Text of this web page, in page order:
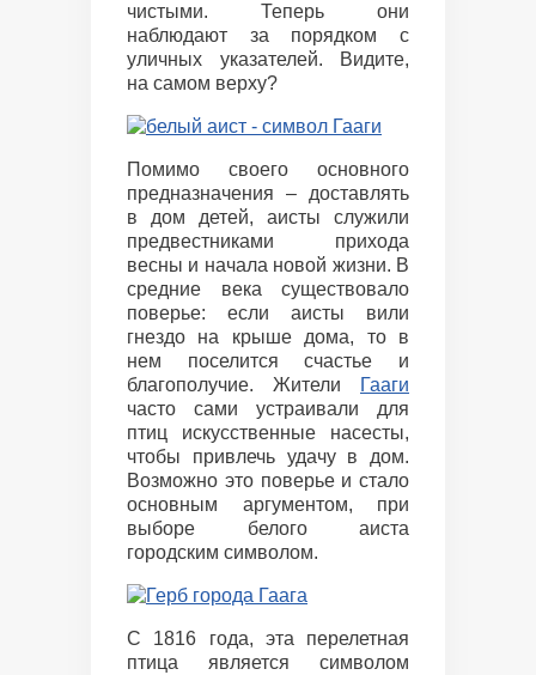
чистыми. Теперь они
наблюдают за порядком с
уличных указателей. Видите,
на самом верху?
Помимо своего основного
предназначения – доставлять
в дом детей, аисты служили
предвестниками прихода
весны и начала новой жизни. В
средние века существовало
поверье: если аисты вили
гнездо на крыше дома, то в
нем поселится счастье и
благополучие. Жители
Гааги
часто сами устраивали для
птиц искусственные насесты,
чтобы привлечь удачу в дом.
Возможно это поверье и стало
основным аргументом, при
выборе белого аиста
городским символом.
С 1816 года, эта перелетная
птица является символом